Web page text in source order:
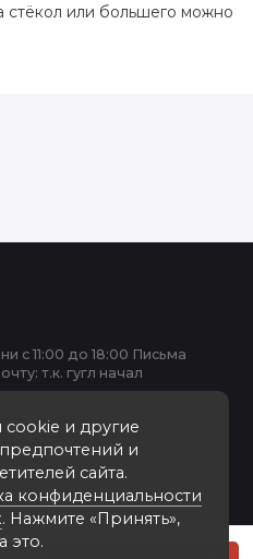
Стекло для багетных рамок 10-15
стёкол или большего можно
и другие
и
сайта.
конфиденциальности
. Нажмите «Принять»,
это.
с 11:00 до 18:00 Письма
т.к. гугл начал